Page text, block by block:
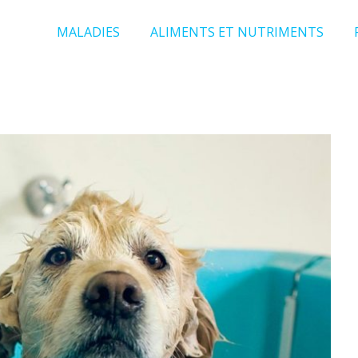
MALADIES ALIMENTS ET NUTRIMENTS